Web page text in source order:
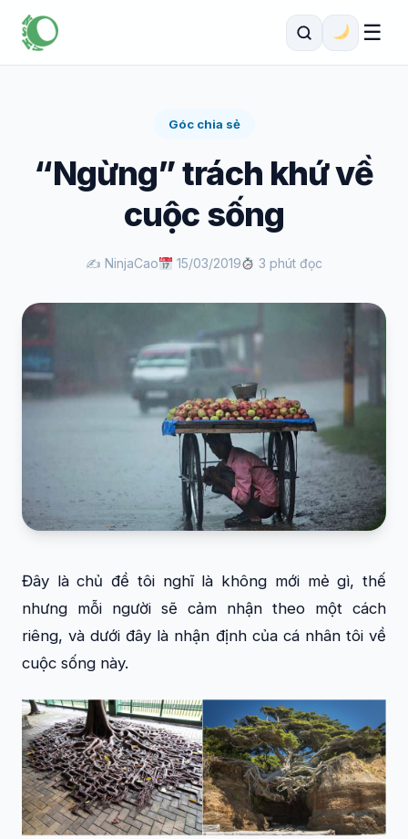
☰
Góc chia sẻ
“Ngừng” trách khứ về
cuộc sống
✍️ NinjaCao 15/03/2019 3 phút đọc
Đây là chủ đề tôi nghĩ là không mới mẻ gì, thế
nhưng mỗi người sẽ cảm nhận theo một cách
riêng, và dưới đây là nhận định của cá nhân tôi về
cuộc sống này.